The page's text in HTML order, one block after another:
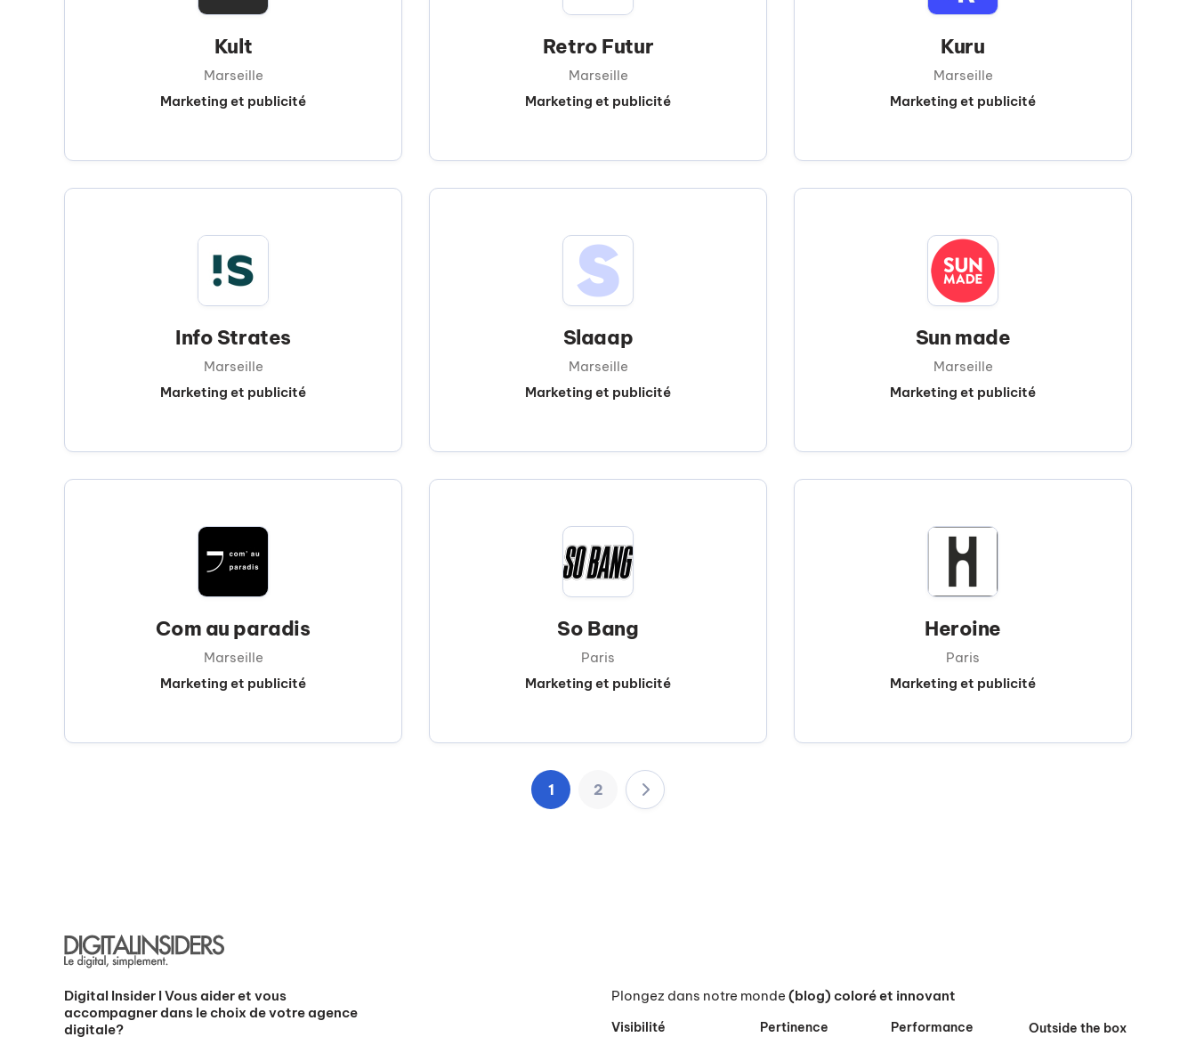
Kult
Marseille
Marketing et publicité
Retro Futur
Marseille
Marketing et publicité
Kuru
Marseille
Marketing et publicité
Info Strates
Marseille
Marketing et publicité
Slaaap
Marseille
Marketing et publicité
Sun made
Marseille
Marketing et publicité
Com au paradis
Marseille
Marketing et publicité
So Bang
Paris
Marketing et publicité
Heroine
Paris
Marketing et publicité
1 2
Digital Insider I Vous aider et vous
accompagner dans le choix de votre agence
digitale?
Plongez dans notre monde (blog) coloré et innovant
Visibilité Pertinence Performance Outside the box